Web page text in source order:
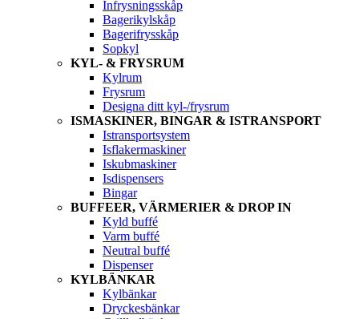
Infrysningsskåp
Bagerikylskåp
Bagerifrysskåp
Sopkyl
KYL- & FRYSRUM
Kylrum
Frysrum
Designa ditt kyl-/frysrum
ISMASKINER, BINGAR & ISTRANSPORT
Istransportsystem
Isflakermaskiner
Iskubmaskiner
Isdispensers
Bingar
BUFFEER, VÄRMERIER & DROP IN
Kyld buffé
Varm buffé
Neutral buffé
Dispenser
KYLBÄNKAR
Kylbänkar
Dryckesbänkar